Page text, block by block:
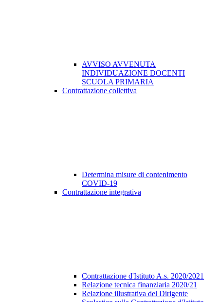
AVVISO AVVENUTA
INDIVIDUAZIONE DOCENTI
SCUOLA PRIMARIA
Contrattazione collettiva
Determina misure di contenimento
COVID-19
Contrattazione integrativa
Contrattazione d'Istituto A.s. 2020/2021
Relazione tecnica finanziaria 2020/21
Relazione illustrativa del Dirigente